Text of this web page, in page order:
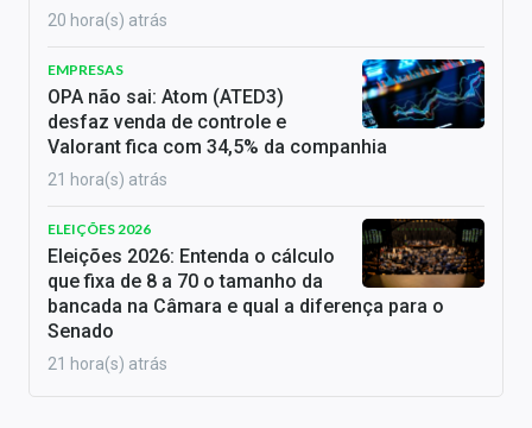
20 hora(s) atrás
EMPRESAS
OPA não sai: Atom (ATED3)
desfaz venda de controle e
Valorant fica com 34,5% da companhia
21 hora(s) atrás
ELEIÇÕES 2026
Eleições 2026: Entenda o cálculo
que fixa de 8 a 70 o tamanho da
bancada na Câmara e qual a diferença para o
Senado
21 hora(s) atrás